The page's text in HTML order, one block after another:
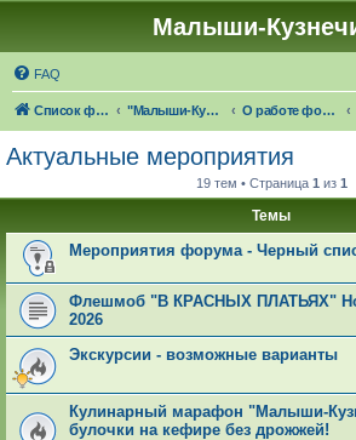
Малыши-
FAQ
Список форумов "Малыши-Кузнечики" (18+) О работе форума "Малыши-Кузнечики"
Актуальные мероприятия
19 тем • Страница 1 из 1
Темы
Мероприятия форума - Черный
Флешмоб "В КРАСНЫХ ПЛАТЬЯХ"
2026
Экскурсии - возможные варианты
Кулинарный марафон "Малыши-
булочки на кефире без дрожжей!